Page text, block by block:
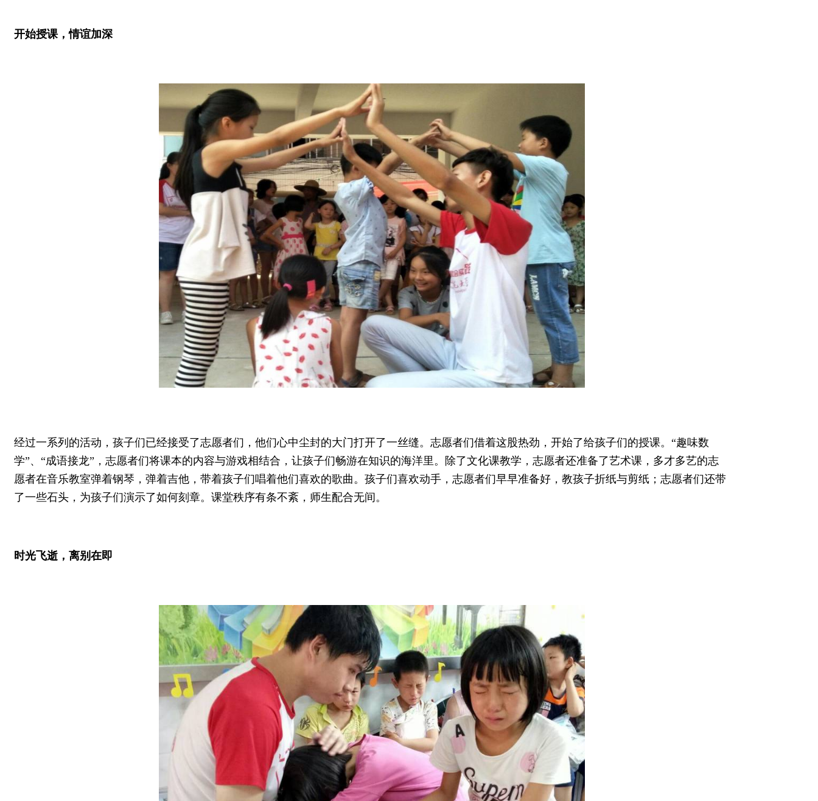
开始授课，情谊加深
经过一系列的活动，孩子们已经接受了志愿者们，他们心中尘封的大门打开了一丝缝。志愿者们借着这股热劲，开始了给孩子们的授课。“趣味数
学”、“成语接龙”，志愿者们将课本的内容与游戏相结合，让孩子们畅游在知识的海洋里。除了文化课教学，志愿者还准备了艺术课，多才多艺的志
愿者在音乐教室弹着钢琴，弹着吉他，带着孩子们唱着他们喜欢的歌曲。孩子们喜欢动手，志愿者们早早准备好，教孩子折纸与剪纸；志愿者们还带
了一些石头，为孩子们演示了如何刻章。课堂秩序有条不紊，师生配合无间。
时光飞逝，离别在即